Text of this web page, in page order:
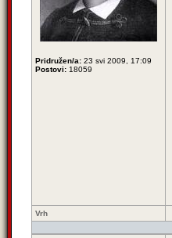
Pridružen/a: 23 svi 2009, 17:09
Postovi: 18059
Vrh